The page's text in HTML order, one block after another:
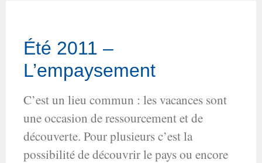
Été 2011 –
L’empaysement
C’est un lieu commun : les vacances sont
une occasion de ressourcement et de
découverte. Pour plusieurs c’est la
possibilité de découvrir le pays ou encore